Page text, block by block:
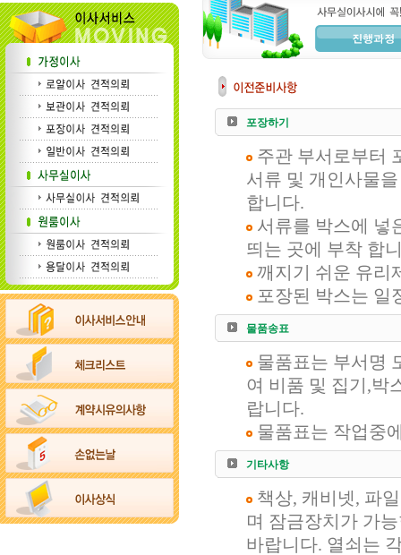
포장하기
주관 부서로부터
서류 및 개인사물
합니다.
서류를 박스에 넣
띄는 곳에 부착 합
깨지기 쉬운 유리
포장된 박스는 일
물품송표
물품표는 부서명
여 비품 및 집기,박
랍니다.
물품표는 작업중
기타사항
책상, 캐비넷, 파
며 잠금장치가 가
바랍니다. 열쇠는